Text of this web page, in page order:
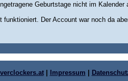
Geburtstage nicht im Kalender
Der Account war noch da
| Impressum |